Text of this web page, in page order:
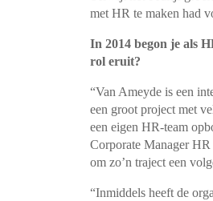
met HR te maken had
In 2014 begon je als
rol eruit?
“Van Ameyde is een
een groot project met
een eigen HR-team
Corporate Manager
om zo’n traject een
“Inmiddels heeft de